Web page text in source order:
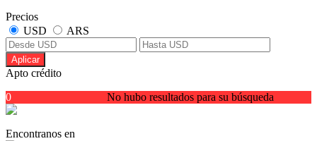
Precios
USD
ARS
Aplicar
Apto crédito
No hubo resultados para su búsqueda
0
Encontranos en